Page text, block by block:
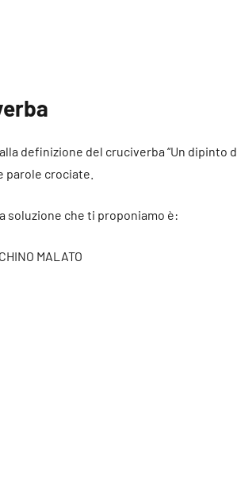
definizione del cruciverba “Un dipinto
crociate.
soluzione che ti proponiamo è:
MALATO